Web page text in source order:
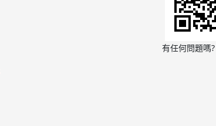
有任何問題嗎?